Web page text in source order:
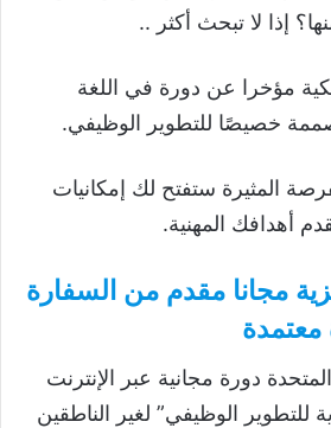
إذا لا تبحث أكثر ..
مؤخرا عن دورة في اللغة
خصيصًا للتطوير الوظيفي.
المثيرة ستفتح لك إمكانيات
أهدافك المهنية.
مجانا مقدم من السفارة
معتمدة
دورة مجانية عبر الإنترنت
للتطوير الوظيفي” لغير الناطقين